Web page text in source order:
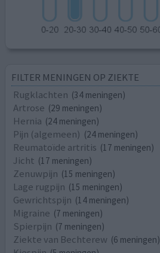
FILTER MENINGEN OP ZIEKTE
Rugklachten (34 meningen)
Artrose (29 meningen)
Hernia (24 meningen)
Pijn (algemeen) (24 meningen)
Reumatoïde artritis (17 meningen)
Jicht (17 meningen)
Zenuwpijn (15 meningen)
Lage rugpijn (15 meningen)
Gewrichtspijn (14 meningen)
Migraine (7 meningen)
Spierpijn (7 meningen)
Ziekte van Bechterew (6 meningen)